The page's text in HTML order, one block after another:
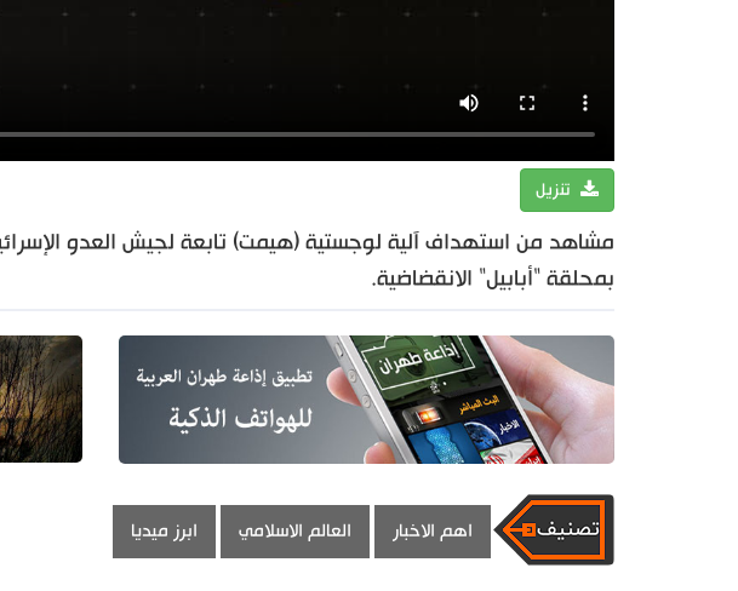
تنزيل
مشاهد من استهداف آلية لوجستية (هيمت) تابعة لجيش العدو
بمحلقة "أبابيل" الانقضاضية.
اهم الاخبار العالم الاسلامي ابرز ميديا